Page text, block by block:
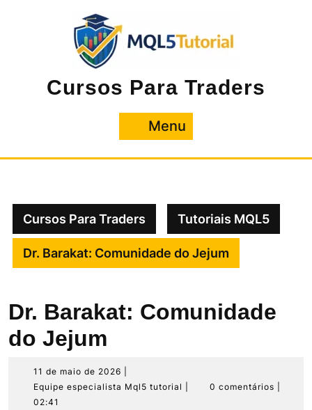
Cursos Para Traders
Menu
Cursos Para Traders Tutoriais MQL5
Dr. Barakat: Comunidade do Jejum
Dr. Barakat: Comunidade
do Jejum
11 de maio de 2026
de
Equipe especialista Mql5 tutorial
Equipe0 comentários
02:41